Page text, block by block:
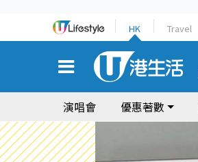
HK Travel
演唱會 優惠著數